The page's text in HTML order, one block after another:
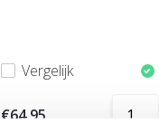
Vergelijk
€64,95